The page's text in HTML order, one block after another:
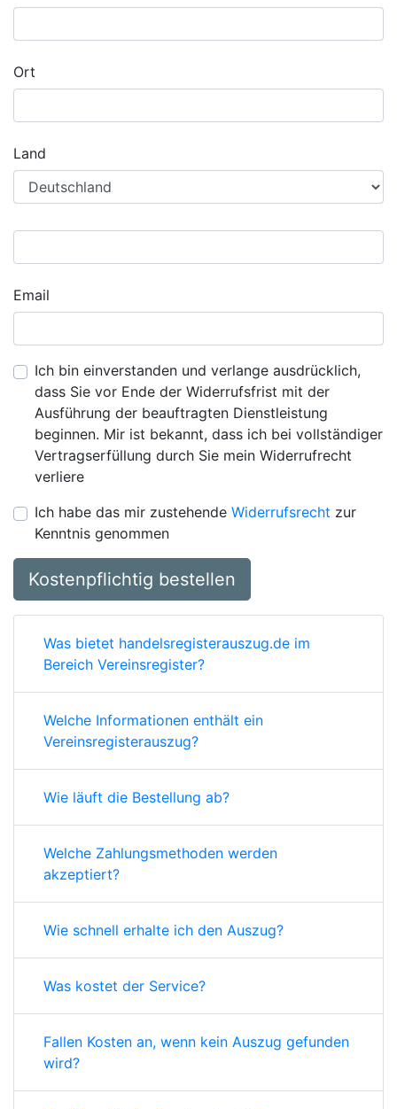
Ort
Land
Email
Ich bin einverstanden und verlange ausdrücklich,
dass Sie vor Ende der Widerrufsfrist mit der
Ausführung der beauftragten Dienstleistung
beginnen. Mir ist bekannt, dass ich bei vollständiger
Vertragserfüllung durch Sie mein Widerrufrecht
verliere
Ich habe das mir zustehende Widerrufsrecht zur
Kenntnis genommen
Kostenpflichtig bestellen
Was bietet handelsregisterauszug.de im
Bereich Vereinsregister?
Welche Informationen enthält ein
Vereinsregisterauszug?
Wie läuft die Bestellung ab?
Welche Zahlungsmethoden werden
akzeptiert?
Wie schnell erhalte ich den Auszug?
Was kostet der Service?
Fallen Kosten an, wenn kein Auszug gefunden
wird?